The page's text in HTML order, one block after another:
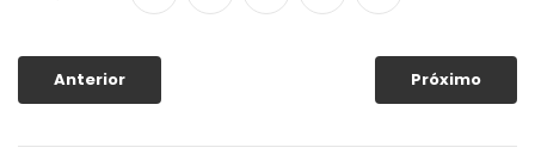
Anterior Próximo